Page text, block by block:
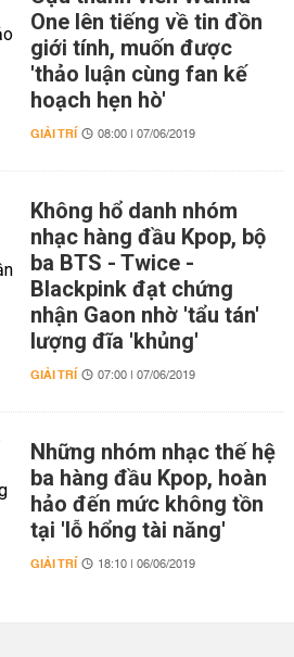
One lên tiếng về tin đồn
giới tính, muốn được
'thảo luận cùng fan kế
hoạch hẹn hò'
GIẢI TRÍ 08:00 | 07/06/2019
Không hổ danh nhóm
nhạc hàng đầu Kpop, bộ
ba BTS - Twice -
Blackpink đạt chứng
nhận Gaon nhờ 'tẩu tán'
lượng đĩa 'khủng'
GIẢI TRÍ 07:00 | 07/06/2019
Những nhóm nhạc thế hệ
ba hàng đầu Kpop, hoàn
hảo đến mức không tồn
tại 'lỗ hổng tài năng'
GIẢI TRÍ 18:10 | 06/06/2019